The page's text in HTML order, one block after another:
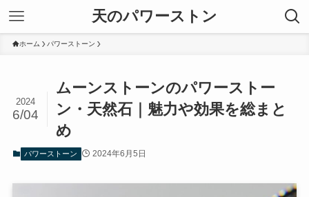
天のパワーストン
ホーム パワーストーン
ムーンストーンのパワーストー
ン・天然石｜魅力や効果を総まと
め
2024
6/04
パワーストーン 2024年6月5日